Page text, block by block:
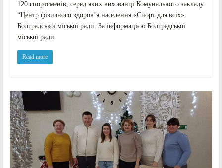
120 спортсменів, серед яких вихованці Комунального закладу
“Центр фізичного здоров’я населення «Спорт для всіх»
Болградської міської ради. За інформацією Болградської
міської ради
Read more